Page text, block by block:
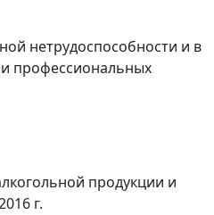
нетрудоспособности и в
и профессиональных
продукции и
г.